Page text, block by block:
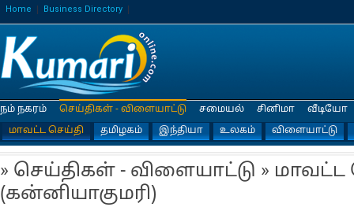
Home Business Directory
நம் நகரம்
செய்திகள் - விளையாட்டு
மாவட்ட செய்தி
தமிழகம் இந்தியா உலகம் விளையாட்டு
சமையல் சினிமா வீடியோ
» செய்திகள் - விளையாட்டு » மாவட்ட
(கன்னியாகுமரி)